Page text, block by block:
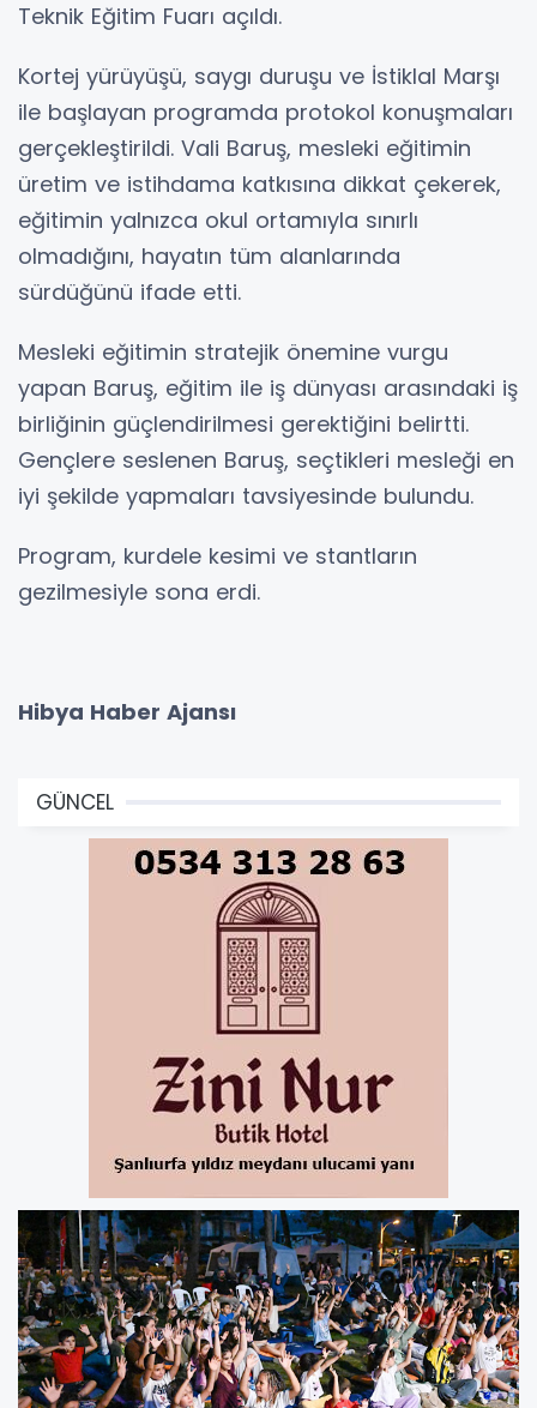
Teknik Eğitim Fuarı açıldı.
Kortej yürüyüşü, saygı duruşu ve İstiklal Marşı
ile başlayan programda protokol konuşmaları
gerçekleştirildi. Vali Baruş, mesleki eğitimin
üretim ve istihdama katkısına dikkat çekerek,
eğitimin yalnızca okul ortamıyla sınırlı
olmadığını, hayatın tüm alanlarında
sürdüğünü ifade etti.
Mesleki eğitimin stratejik önemine vurgu
yapan Baruş, eğitim ile iş dünyası arasındaki iş
birliğinin güçlendirilmesi gerektiğini belirtti.
Gençlere seslenen Baruş, seçtikleri mesleği en
iyi şekilde yapmaları tavsiyesinde bulundu.
Program, kurdele kesimi ve stantların
gezilmesiyle sona erdi.
Hibya Haber Ajansı
GÜNCEL